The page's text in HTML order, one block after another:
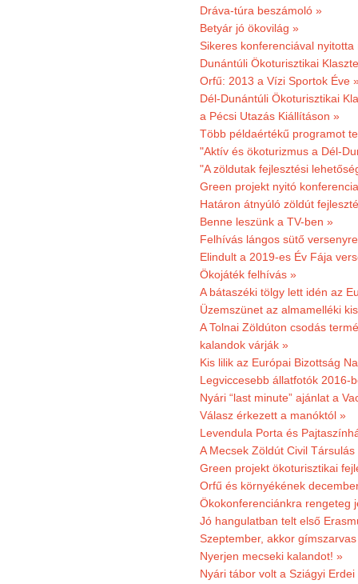
Dráva-túra beszámoló »
Betyár jó ökovilág »
Sikeres konferenciával
Dunántúli Ökoturisztikai
Orfű: 2013 a Vízi Sportok Éve
Dél-Dunántúli Ökoturisztikai
a Pécsi Utazás Kiállításon »
Több példaértékű programot
"Aktív és ökoturizmus a Dél-
"A zöldutak fejlesztési
Green projekt nyitó
Határon átnyúló zöldút
Benne leszünk a TV-ben »
Felhívás lángos sütő
Elindult a 2019-es Év Fája
Ökojáték felhívás »
A bátaszéki tölgy lett idén az
Üzemszünet az almamelléki
A Tolnai Zöldúton csodás
kalandok várják »
Kis lilik az Európai Bizottság
Legviccesebb állatfotók 2016-
Nyári “last minute” ajánlat a
Válasz érkezett a manóktól »
Levendula Porta és
A Mecsek Zöldút Civil
Green projekt ökoturisztikai
Orfű és környékének
Ökokonferenciánkra rengeteg
Jó hangulatban telt első
Szeptember, akkor
Nyerjen mecseki kalandot! »
Nyári tábor volt a Sziágyi